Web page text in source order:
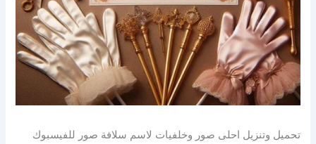
تحميل وتنزيل احلى صور وخلفيات لاسم سلافة صور للفيسبوك